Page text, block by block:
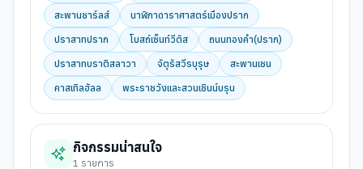
สะพานชาร์ลส์
นาฬิกาดาราศาสตร์เมืองปราก
ปราสาทปราก
โบสถ์เซ็นท์วีตัส
ถนนทองคำ(ปราก)
ปราสาทบราติสลาวา
จัตุรัสวีรบุรุษ
สะพานเชน
คาสเทิลฮัลล
พระราชวังและสวนเชินน์บรุน
กิจกรรมน่าสนใจ
1 รายการ